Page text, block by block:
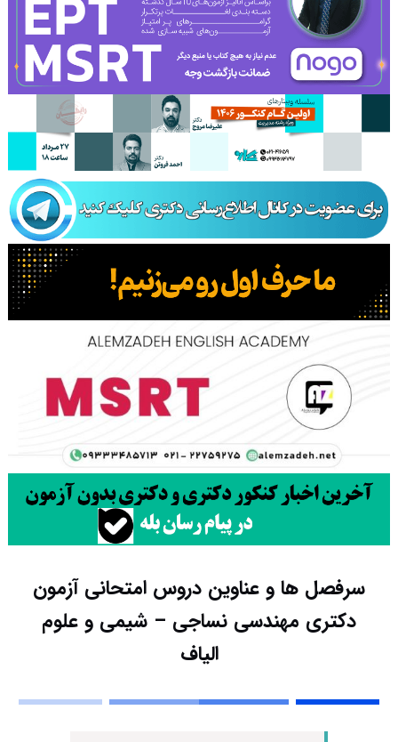
سرفصل ها و عناوین دروس امتحانی آزمون
دکتری مهندسی نساجی – شیمی و علوم
الیاف